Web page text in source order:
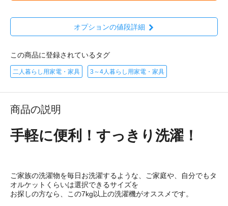
オプションの値段詳細
この商品に登録されているタグ
二人暮らし用家電・家具 3～4人暮らし用家電・家具
商品の説明
手軽に便利！すっきり洗濯！
ご家族の洗濯物を毎日お洗濯するような、ご家庭や、自分でもタ
オルケットくらいは選択できるサイズを
お探しの方なら、この7kg以上の洗濯機がオススメです。